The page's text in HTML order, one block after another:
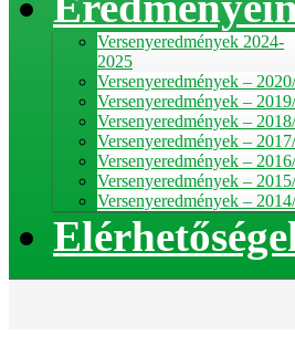
Versenyeredmények 2024-
2025
Versenyeredmények –
Versenyeredmények –
Versenyeredmények –
Versenyeredmények –
Versenyeredmények –
Versenyeredmények –
Versenyeredmények –